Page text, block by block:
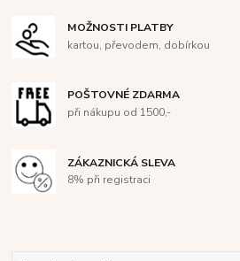
MOŽNOSTI PLATBY
kartou, převodem, dobírkou
POŠTOVNÉ ZDARMA
při nákupu od 1500,-
ZÁKAZNICKÁ SLEVA
8% při registraci